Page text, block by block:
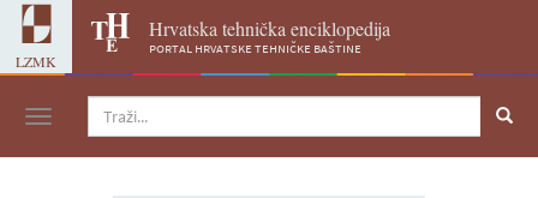
LZMK
Hrvatska tehnička enciklopedija
portal hrvatske tehničke baštine
Navigacija